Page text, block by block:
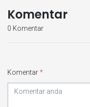
Komentar
0 Komentar
Komentar*